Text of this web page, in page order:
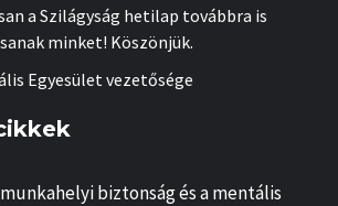
a Szilágyság hetilap továbbra is
minket! Köszönjük.
Egyesület vezetősége
biztonság és a mentális